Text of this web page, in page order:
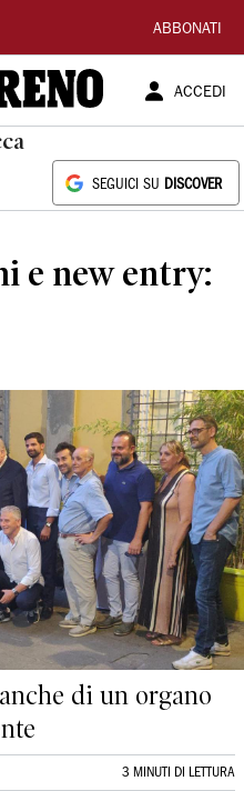
ABBONATI
ACCEDI
SEGUICI SU DISCOVER
e new entry:
di un organo
3 MINUTI DI LETTURA